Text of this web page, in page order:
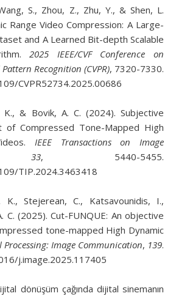
S., Zhou, Z., Zhu, Y., & Shen, L.
Range Video Compression: A Large-
and A Learned Bit-depth Scalable
2025 IEEE/CVF Conference on
Recognition (CVPR), 7320-7330.
CVPR52734.2025.00686
K., & Bovik, A. C. (2024). Subjective
of Compressed Tone-Mapped High
IEEE Transactions on Image
33, 5440-5455.
TIP.2024.3463418
K., Stejerean, C., Katsavounidis, I.,
C. (2025). Cut-FUNQUE: An objective
tone-mapped High Dynamic
Processing: Image Communication, 139.
j.image.2025.117405
dönüşüm çağında dijital sinemanın